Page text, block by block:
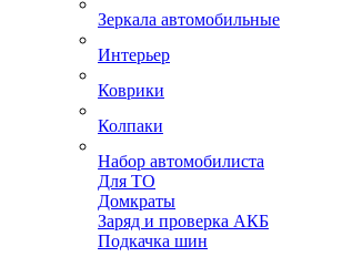
Зеркала автомобильные
Интерьер
Коврики
Колпаки
Набор автомобилиста
Для ТО
Домкраты
Заряд и проверка АКБ
Подкачка шин